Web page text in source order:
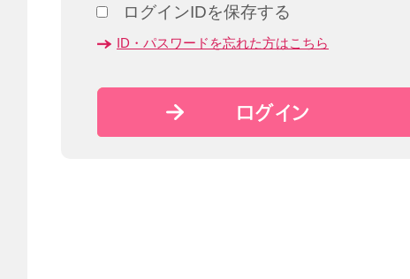
ログインIDを保存する
ID・パスワードを忘れた方はこちら